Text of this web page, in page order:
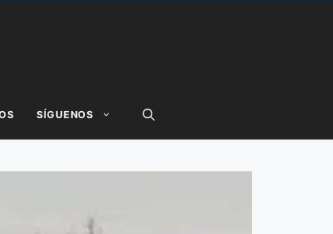
SÍGUENOS